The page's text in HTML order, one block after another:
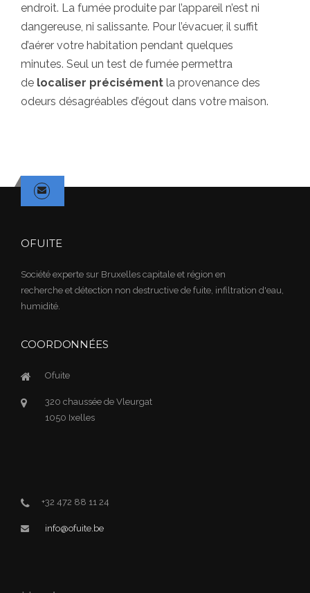
endroit. La fumée produite par l’appareil n’est ni
dangereuse, ni salissante. Pour l’évacuer, il suffit
d’aérer votre habitation pendant quelques
minutes. Seul un test de fumée permettra
de localiser précisément la provenance des
odeurs désagréables d’égout dans votre maison.
OFUITE
Société experte sur Bruxelles capitale et région en
recherche et détection non destructive de fuite, infiltration d'eau,
humidité.
COORDONNÉES
Ofuite
320 chaussée de Vleurgat
1050 Ixelles
+32 472 88 11 24
info@ofuite.be